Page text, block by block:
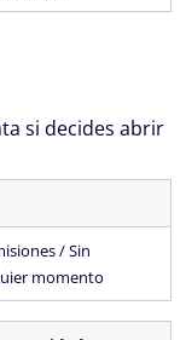
si decides abrir
/ Sin
momento